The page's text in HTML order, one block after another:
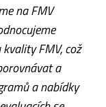
na FMV
FMV, což
a
a nabídky